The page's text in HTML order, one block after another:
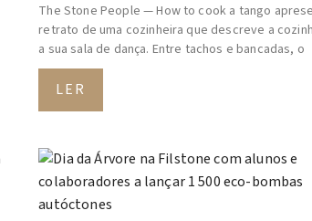
The Stone People — How to cook a tango
retrato de uma cozinheira que descreve a
a sua sala de dança. Entre tachos e bancadas, o
LER